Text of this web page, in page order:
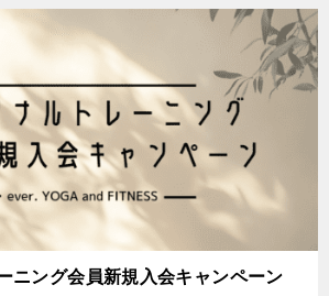
ニング会員新規入会キャンペーン